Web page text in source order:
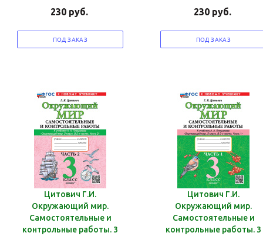
230руб.
ПОД ЗАКАЗ
230руб.
ПОД ЗАКАЗ
Цитович Г.И.
Окружающий мир.
Самостоятельные и
контрольные работы. 3
Цитович Г.И.
Окружающий мир.
Самостоятельные и
контрольные работы. 3
политикой
конфидициальности
политикой
конфидициальности